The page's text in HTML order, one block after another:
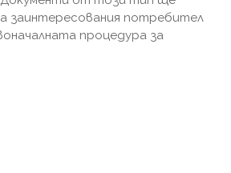
заинтересования потребител
процедура за